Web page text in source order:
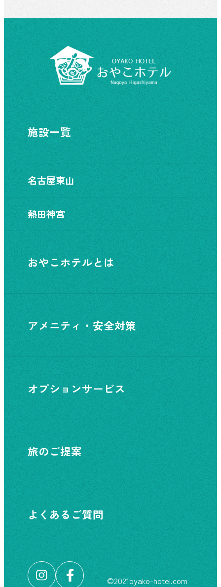
施設一覧
名古屋東山
熱田神宮
おやこホテルとは
アメニティ・安全対策
オプションサービス
旅のご提案
よくあるご質問
©︎2021oyako-hotel.com